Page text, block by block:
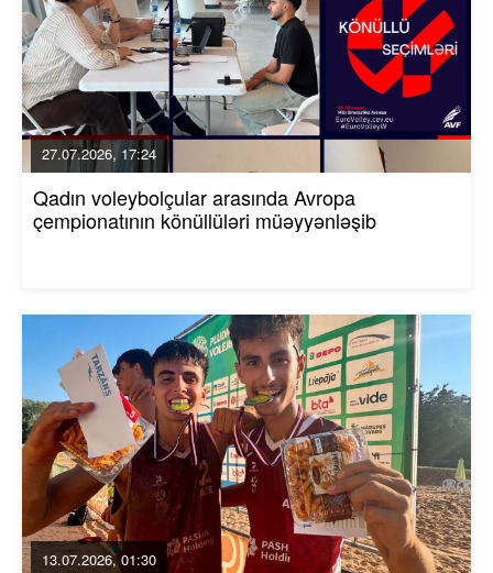
27.07.2026, 17:24
Qadın voleybolçular arasında Avropa
çempionatının könüllüləri müəyyənləşib
13.07.2026, 01:30